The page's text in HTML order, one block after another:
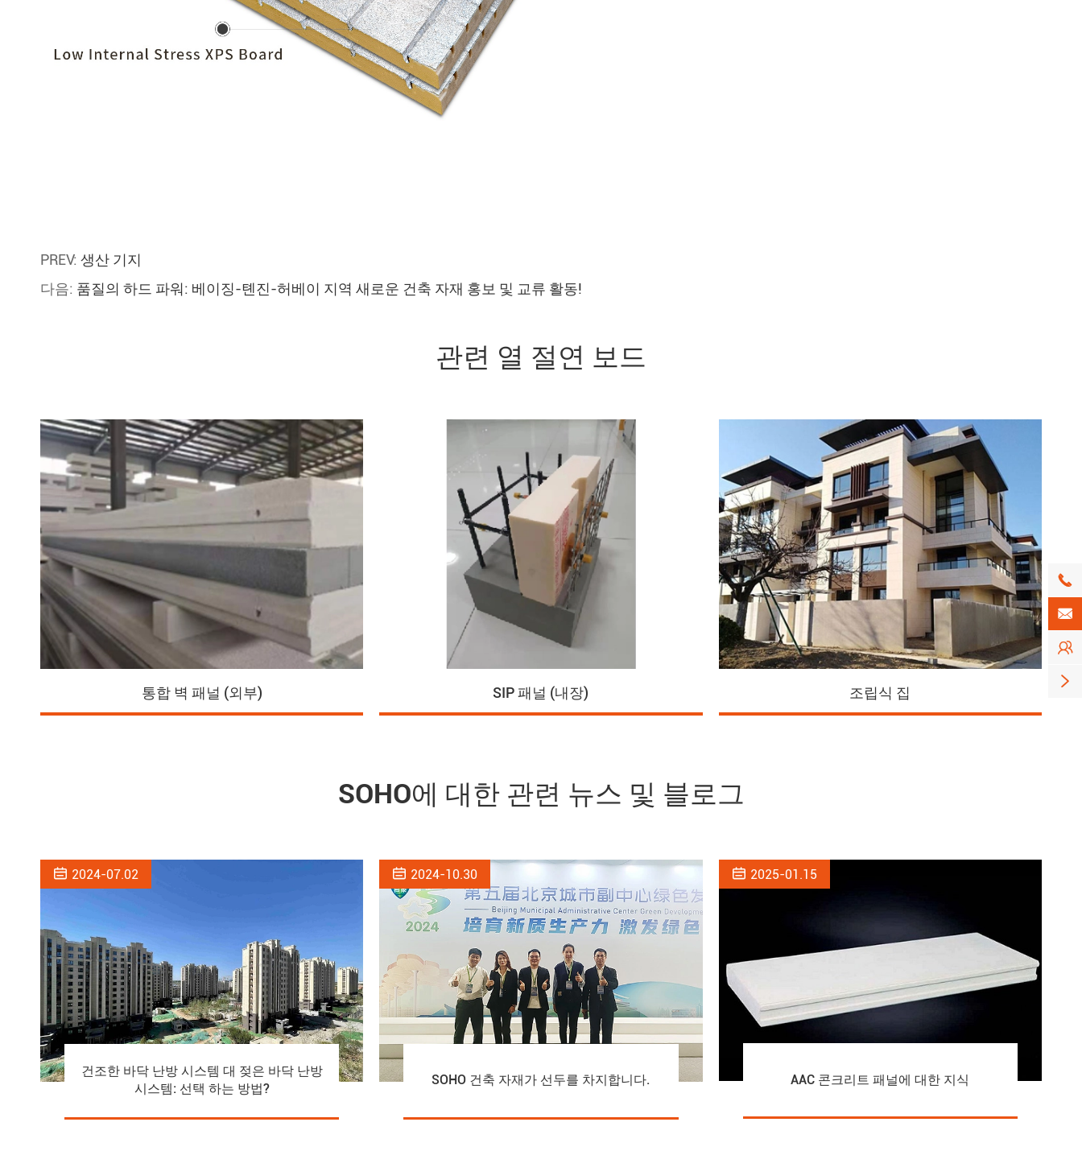
PREV: 생산 기지
다음: 품질의 하드 파워: 베이징-톈진-허베이 지역 새로운 건축 자재 홍보 및 교류 활동!
관련 열 절연 보드
통합 벽 패널 (외부) SIP 패널 (내장) 조립식 집
SOHO에 대한 관련 뉴스 및 블로그
 2024-07.02
건조한 바닥 난방 시스템 대 젖은 바닥 난방
시스템: 선택 하는 방법?
 2024-10.30
SOHO 건축 자재가 선두를 차지합니다.
 2025-01.15
AAC 콘크리트 패널에 대한 지식



